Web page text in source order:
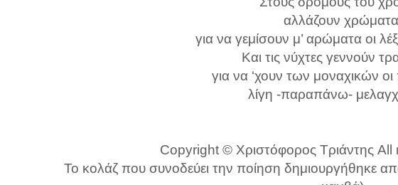
αλλάζουν
για να γεμίσουν μ’ αρώματα οι
Και τις νύχτες γεννούν
για να ‘χουν των μοναχικών οι
λίγη -παραπάνω-
Copyright © Χριστόφορος Τριάντης
Το κολάζ που συνοδεύει την ποίηση δημιουργήθηκε